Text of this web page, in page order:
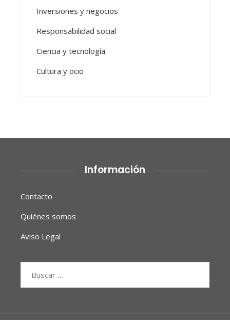
Inversiones y negocios
Responsabilidad social
Ciencia y tecnología
Cultura y ocio
Información
Contacto
Quiénes somos
Aviso Legal